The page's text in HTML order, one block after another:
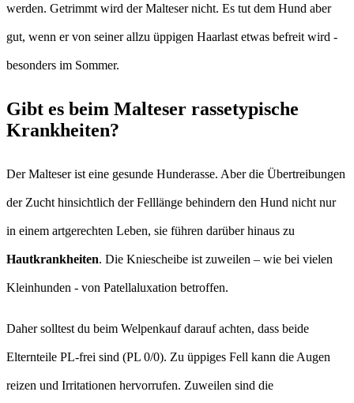
werden. Getrimmt wird der Malteser nicht. Es tut dem Hund aber
gut, wenn er von seiner allzu üppigen Haarlast etwas befreit wird -
besonders im Sommer.
Gibt es beim Malteser rassetypische
Krankheiten?
Der Malteser ist eine gesunde Hunderasse. Aber die Übertreibungen
der Zucht hinsichtlich der Felllänge behindern den Hund nicht nur
in einem artgerechten Leben, sie führen darüber hinaus zu
Hautkrankheiten. Die Kniescheibe ist zuweilen – wie bei vielen
Kleinhunden - von Patellaluxation betroffen.
Daher solltest du beim Welpenkauf darauf achten, dass beide
Elternteile PL-frei sind (PL 0/0). Zu üppiges Fell kann die Augen
reizen und Irritationen hervorrufen. Zuweilen sind die